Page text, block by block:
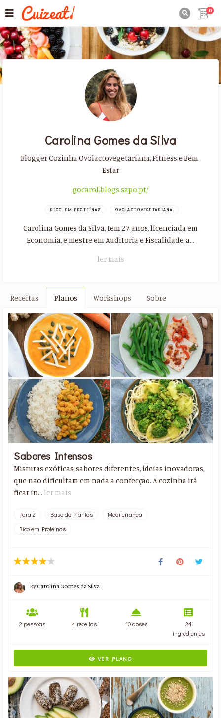
0
Carolina Gomes da Silva
Blogger Cozinha Ovolactovegetariana, Fitness e Bem-
Estar
gocarol.blogs.sapo.pt/
RICO EM PROTEÍNAS OVOLACTOVEGETARIANA
Carolina Gomes da Silva, tem 27 anos, licenciada em
Economia, e mestre em Auditoria e Fiscalidade, a...
ler mais
Receitas Planos Workshops Sobre
Sabores Intensos
Misturas exóticas, sabores diferentes, ideias inovadoras,
que não dificultam em nada a confecção. A cozinha irá
ficar in...ler mais
Para 2 Base de Plantas
Mediterrânea
Rico em Proteínas
ByCarolina Gomes da Silva
2 pessoas 4 receitas 10 doses
24
ingredientes
VER PLANO